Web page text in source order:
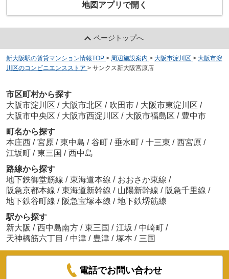
地図アプリで開く
ページトップへ
新大阪駅の賃貸マンション情報TOP > 周辺施設案内 > 大阪市淀川区 > 大阪市淀
川区のコンビニエンスストア > サンクス新大阪宮原店
市区町村から探す
大阪市淀川区 / 大阪市北区 / 吹田市 / 大阪市東淀川区 /
大阪市中央区 / 大阪市西淀川区 / 大阪市福島区 / 豊中市
町名から探す
本庄西 / 宮原 / 東中島 / 谷町 / 垂水町 / 十三東 / 西宮原 /
江坂町 / 東三国 / 西中島
路線から探す
地下鉄御堂筋線 / 東海道本線 / おおさか東線 /
阪急京都本線 / 東海道新幹線 / 山陽新幹線 / 阪急千里線 /
地下鉄谷町線 / 阪急宝塚本線 / 地下鉄堺筋線
駅から探す
新大阪 / 西中島南方 / 東三国 / 江坂 / 中崎町 /
天神橋筋六丁目 / 中津 / 豊津 / 塚本 / 三国
電話でお問い合わせ